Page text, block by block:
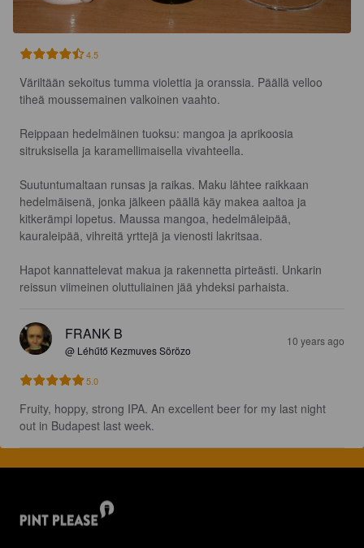
4.5
Väriltään sekoitus tumma violettia ja oranssia. Päällä velloo
tiheä moussemainen valkoinen vaahto.
Reippaan hedelmäinen tuoksu: mangoa ja aprikoosia
sitruksisella ja karamellimaisella vivahteella.
Suutuntumaltaan runsas ja raikas. Maku lähtee raikkaan
hedelmäisenä, jonka jälkeen päällä käy makea aaltoa ja
kitkerämpi lopetus. Maussa mangoa, hedelmäleipää,
kauraleipää, vihreitä yrttejä ja vienosti lakritsaa.
Hapot kannattelevat makua ja rakennetta pirteästi. Unkarin
reissun viimeinen oluttuliainen jää yhdeksi parhaista.
FRANK B
@ Léhűtő Kezmuves Sörözo
10 years ago
5.0
Fruity, hoppy, strong IPA. An excellent beer for my last night
out in Budapest last week.